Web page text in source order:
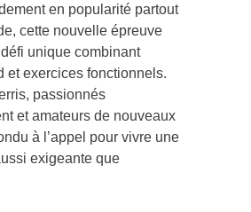
en popularité partout
cette nouvelle épreuve
unique combinant
et exercices fonctionnels.
passionnés
et amateurs de nouveaux
à l’appel pour vivre une
exigeante que